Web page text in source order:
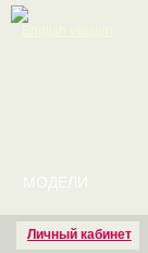
Личный кабинет
МОДЕЛИ